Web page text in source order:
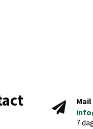
Mail
7